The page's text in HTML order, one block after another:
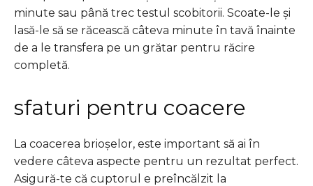
minute sau până trec testul scobitorii. Scoate-le și
lasă-le să se răcească câteva minute în tavă înainte
de a le transfera pe un grătar pentru răcire
completă.
sfaturi pentru coacere
La coacerea brioșelor, este important să ai în
vedere câteva aspecte pentru un rezultat perfect.
Asigură-te că cuptorul e preîncălzit la